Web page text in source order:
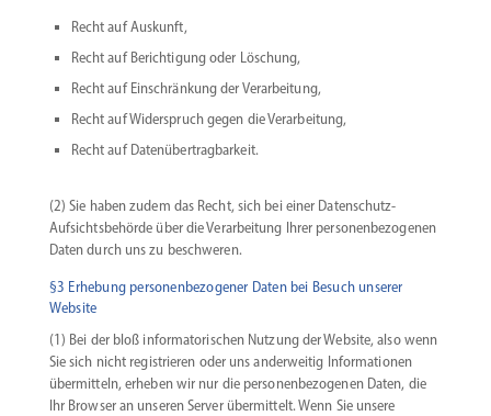
Recht auf Auskunft,
Recht auf Berich­tigung oder Löschung,
Recht auf Einschränkung der Verarbeitung,
Recht auf Wider­spruch gegen die Verarbeitung,
Recht auf Datenübertragbarkeit.
(2) Sie haben zudem das Recht, sich bei einer Datenschutz-
Aufsichtsbehörde über die Verar­beitung Ihrer perso­nen­be­zo­genen
Daten durch uns zu beschweren.
§3 Erhebung personenbezogener Daten bei Besuch unserer
Website
(1) Bei der bloß infor­ma­to­ri­schen Nutzung der Website, also wenn
Sie sich nicht regis­trieren oder uns ander­weitig Infor­ma­tionen
übermitteln, erheben wir nur die perso­nen­be­zo­genen Daten, die
Ihr Browser an unseren Server übermittelt. Wenn Sie unsere